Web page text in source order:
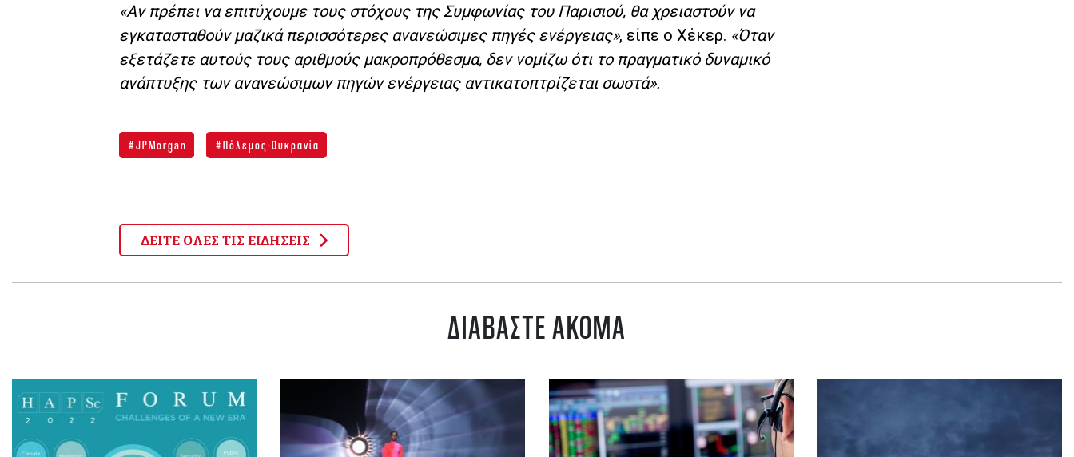
«Αν πρέπει να επιτύχουμε τους στόχους της Συμφωνίας του Παρισιού, θα χρειαστούν να
εγκατασταθούν μαζικά περισσότερες ανανεώσιμες πηγές ενέργειας», είπε ο Χέκερ. «Όταν
εξετάζετε αυτούς τους αριθμούς μακροπρόθεσμα, δεν νομίζω ότι το πραγματικό δυναμικό
ανάπτυξης των ανανεώσιμων πηγών ενέργειας αντικατοπτρίζεται σωστά».
JPMorgan Πόλεμος-Ουκρανία
ΔΕΙΤΕ ΟΛΕΣ ΤΙΣ ΕΙΔΗΣΕΙΣ
ΔΙΑΒΑΣΤΕ ΑΚΟΜΑ